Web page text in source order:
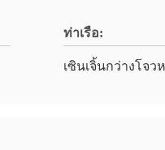
ท่าเรือ:
เซินเจิ้นกว่างโจ